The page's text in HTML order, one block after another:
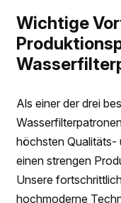
Wichtige
Als einer der drei
höchsten Qualitäts-
einen strengen
Unsere
hochmoderne